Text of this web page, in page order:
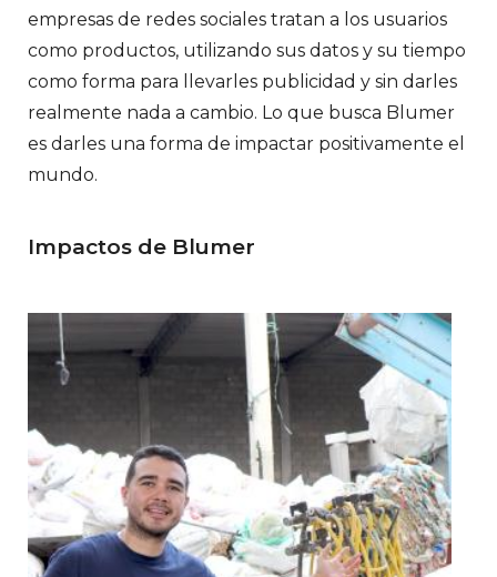
empresas de redes sociales tratan a los usuarios
como productos, utilizando sus datos y su tiempo
como forma para llevarles publicidad y sin darles
realmente nada a cambio. Lo que busca Blumer
es darles una forma de impactar positivamente el
mundo.
Impactos de Blumer